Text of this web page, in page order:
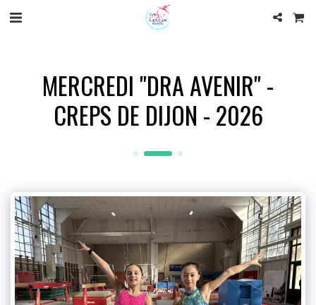
MERCREDI "DRA AVENIR" -
CREPS DE DIJON - 2026